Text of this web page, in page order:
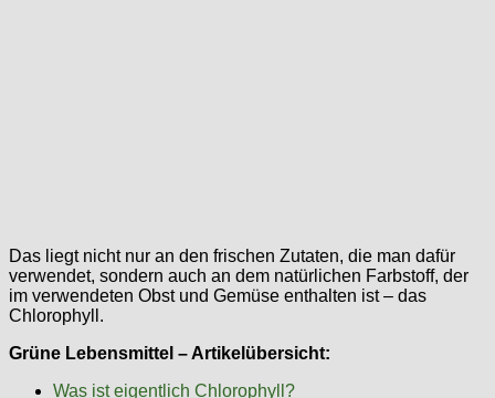
Das liegt nicht nur an den frischen Zutaten, die man dafür
verwendet, sondern auch an dem natürlichen Farbstoff, der
im verwendeten Obst und Gemüse enthalten ist – das
Chlorophyll.
Grüne Lebensmittel – Artikelübersicht:
Was ist eigentlich Chlorophyll?